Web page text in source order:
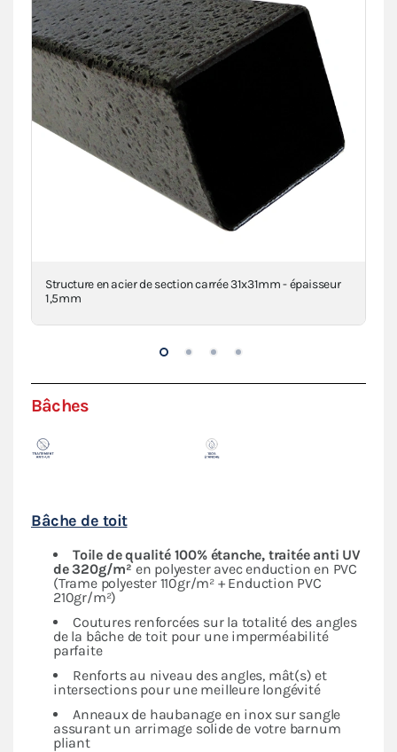
Structure en acier de section carrée 31x31mm - épaisseur
1,5mm
Bâches
Bâche de toit
Toile de qualité 100% étanche, traitée anti UV
de 320g/m²en polyester avec enduction en PVC
(Trame polyester 110gr/m² + Enduction PVC
210gr/m²)
Coutures renforcées sur la totalité des angles
de la bâche de toit pour une imperméabilité
parfaite
Renforts au niveau des angles, mât(s) et
intersections pour une meilleure longévité
Anneaux de haubanage en inox sur sangle
assurant un arrimage solide de votre barnum
pliant